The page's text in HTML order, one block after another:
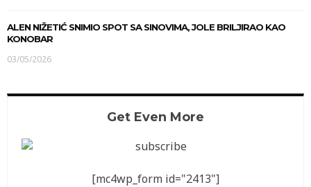
ALEN NIŽETIĆ SNIMIO SPOT SA SINOVIMA, JOLE BRILJIRAO KAO
KONOBAR
03/05/2026
Get Even More
[mc4wp_form id="2413"]